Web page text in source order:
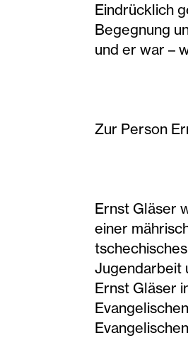
Eindrücklich
Begegnung
und er war –
Zur Person
Ernst Gläser
einer
Jugendarbeit
Ernst Gläser